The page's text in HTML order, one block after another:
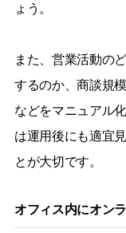
ょう。
また、営業活動の
するのか、商談規
などをマニュアル
は運用後にも適宜
とが大切です。
オフィス内にオン